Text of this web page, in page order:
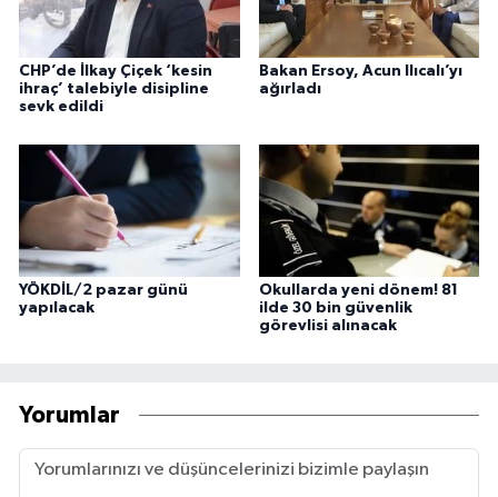
CHP’de İlkay Çiçek ‘kesin
ihraç’ talebiyle disipline
sevk edildi
Bakan Ersoy, Acun Ilıcalı’yı
ağırladı
YÖKDİL/2 pazar günü
yapılacak
Okullarda yeni dönem! 81
ilde 30 bin güvenlik
görevlisi alınacak
Yorumlar